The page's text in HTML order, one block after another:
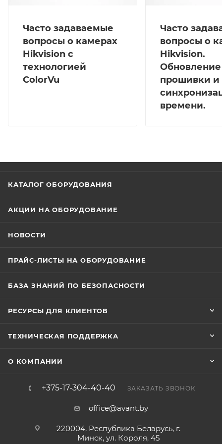
Часто задаваемые
вопросы о камерах
Hikvision с
технологией
ColorVu
Часто
вопросы о
Hikvision.
Обновление
прошивки и
времени.
КАТАЛОГ ОБОРУДОВАНИЯ
АКЦИИ НА ОБОРУДОВАНИЕ
НОВОСТИ
ПРАЙС-ЛИСТЫ НА ОБОРУДОВАНИЕ
БАЗА ЗНАНИЙ ПО БЕЗОПАСНОСТИ
РЕСУРСЫ ДЛЯ КЛИЕНТОВ
ТЕХНИЧЕСКАЯ ПОДДЕРЖКА
О КОМПАНИИ
+375-17-304-40-40 ЗАКАЗАТЬ ЗВОНОК
office@avant.by
220004, Республика Беларусь, г.
Минск, ул. Короля, 45